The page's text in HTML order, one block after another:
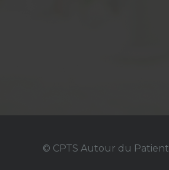
© CPTS Autour du Patient